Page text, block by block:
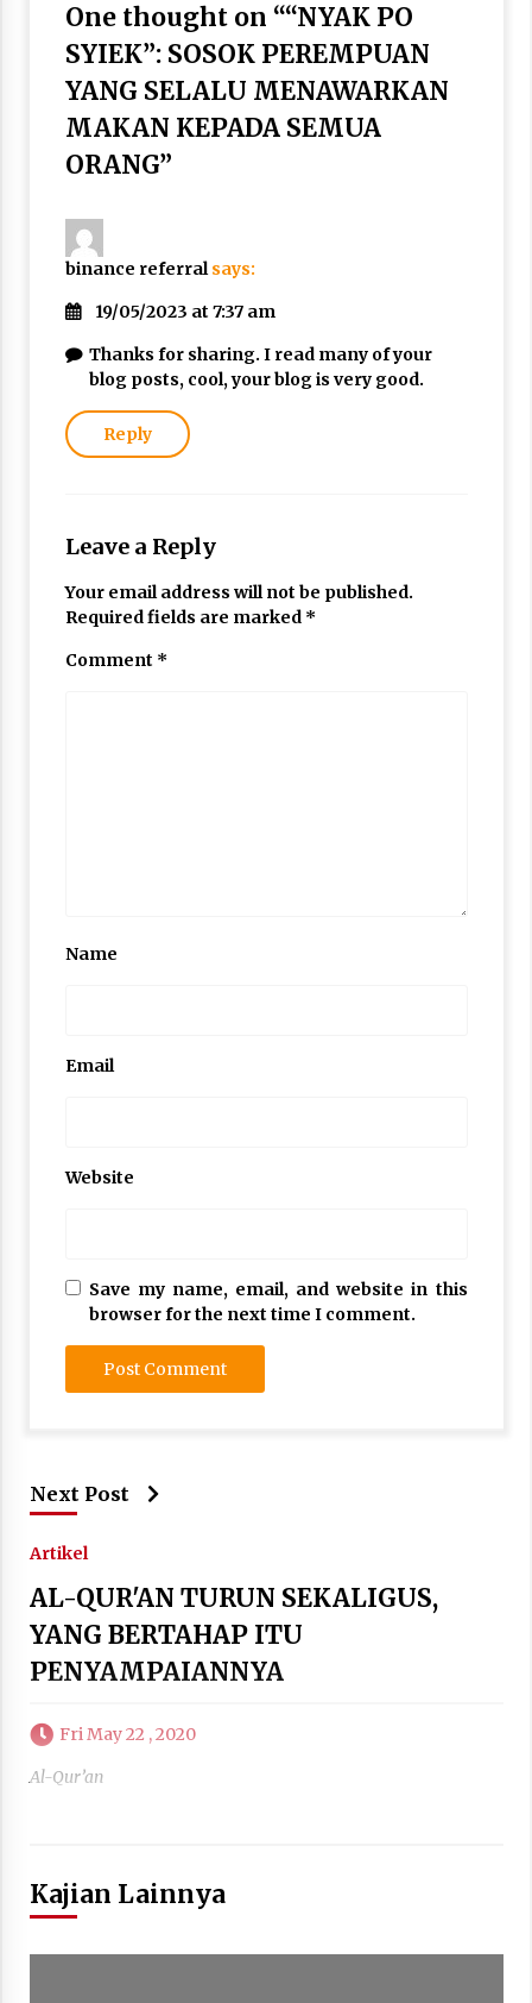
One thought on ““NYAK PO
SYIEK”: SOSOK PEREMPUAN
YANG SELALU MENAWARKAN
MAKAN KEPADA SEMUA
ORANG”
binance referral says:
19/05/2023 at 7:37 am
Thanks for sharing. I read many of your
blog posts, cool, your blog is very good.
Reply
Leave a Reply
Your email address will not be published.
Required fields are marked *
Comment *
Name
Email
Website
Save my name, email, and website in this
browser for the next time I comment.
Next Post
Artikel
AL-QUR'AN TURUN SEKALIGUS,
YANG BERTAHAP ITU
PENYAMPAIANNYA
Fri May 22 , 2020
Al-Qur’an
Kajian Lainnya